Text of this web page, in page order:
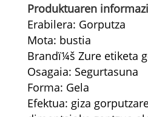
Produktuaren
Erabilera: Gorputza
Mota: bustia
Brandï¼š Zure etiketa
Osagaia: Segurtasuna
Forma: Gela
Efektua: giza